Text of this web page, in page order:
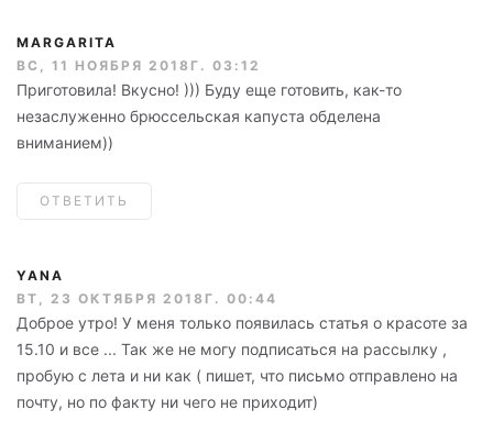
MARGARITA
ВС, 11 НОЯБРЯ 2018Г. 03:12
Приготовила! Вкусно! ))) Буду еще готовить, как-то
незаслуженно брюссельская капуста обделена
вниманием))
ОТВЕТИТЬ
YANA
ВТ, 23 ОКТЯБРЯ 2018Г. 00:44
Доброе утро! У меня только появилась статья о красоте за
15.10 и все ... Так же не могу подписаться на рассылку ,
пробую с лета и ни как ( пишет, что письмо отправлено на
почту, но по факту ни чего не приходит)